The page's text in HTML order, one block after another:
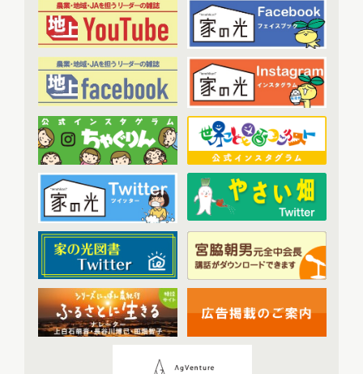
2023年4月配信(6)
2023年5月配信
(6)
2023年6月配信(5)
2023年7月配信(6)
2023年8月配信 (6)
2023年10月配信(6)
2023年11月配信(6)
2023年12月配信(6)
2024年配信(70)
2024年1月配信
2024年2月配信(7)
2024年4月配信(6)
2024年5月配信(6)
開催報告(38)
あなたの声をお寄せください (1)
その他(1)
アーカイブ(7)
現代に語り継ぐ賀川豊彦とハル (6)
トップ対談アーカイブ(1)